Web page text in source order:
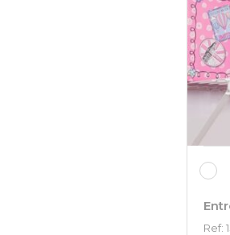
Ref: